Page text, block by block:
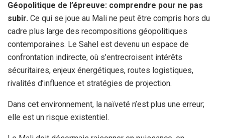
Géopolitique de l’épreuve: comprendre pour ne pas
subir. Ce qui se joue au Mali ne peut être compris hors du
cadre plus large des recompositions géopolitiques
contemporaines. Le Sahel est devenu un espace de
confrontation indirecte, où s’entrecroisent intérêts
sécuritaires, enjeux énergétiques, routes logistiques,
rivalités d’influence et stratégies de projection.
Dans cet environnement, la naïveté n’est plus une erreur;
elle est un risque existentiel.